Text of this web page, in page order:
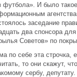
футбола». И было
заседание
два спонсора
Советов» по
по себе эта строчка,
то они скажут,
сербу,